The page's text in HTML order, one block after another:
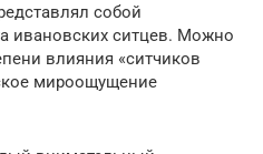
собой
ивановских ситцев. Можно
влияния «ситчиков
мироощущение